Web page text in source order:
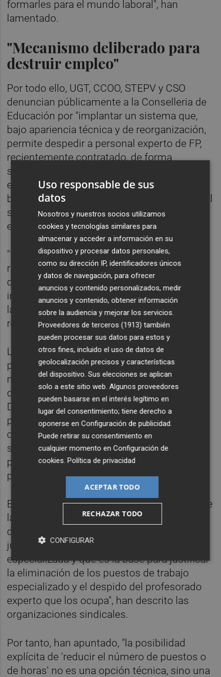
formarles para el mundo laboral", han
lamentado.
"Mecanismo deliberado para
destruir empleo"
Por todo ello, UGT, CCOO, STEPV y CSO
denuncian públicamente a la Conselleria de
Educación por "implantar un sistema que,
bajo apariencia técnica y de reorganización,
permite despedir a personal experto de FP,
recientemente contratado, de forma
silenciosa, centro a centro, planificada y
encubierta, recortando profesorado experto
bajo la excusa de contar con profesorado del
sistema para impartir esas enseñanzas
especializadas".
"Los sindicatos docentes somos tajantes y
rotundos: estamos ante un mecanismo
deliberado para destruir empleo y despedir
injustificadamente al profesorado experto y
la Conselleria de Educación tiene que
rectificar", han reclamado.
Los sindicatos han calificado de "perverso y
planificado" el procedimiento puesto en
marcha en las instrucciones de 31/03/2026
dictadas por el director general de Personal
Docente para organizar y planificar el
próximo curso 26/27 en los IES y otros
centros. En concreto, han explicado que en
su apartado 10 introducen un mecanismo
para extinguir los puestos de trabajo del
profesorado experto.
El procedimiento se inicia con la "revisión" de
la inspección educativa en los centros
docentes, que "prepara un informe que
justifica la eliminación de esta docencia
especializada y que es la base para justificar
la eliminación de los puestos de trabajo
especializado y el despido del profesorado
experto que los ocupa", han descrito las
organizaciones sindicales.
Por tanto, han apuntado, "la posibilidad
explícita de 'reducir el número de puestos o
de horas' no es una opción técnica, sino una
Uso responsable de sus
datos
Nosotros y nuestros socios utilizamos
cookies y tecnologías similares para
almacenar y acceder a información en su
dispositivo y procesar datos personales,
como su dirección IP, identificadores únicos
y datos de navegación, para ofrecer
anuncios y contenido personalizados, medir
anuncios y contenido, obtener información
sobre la audiencia y mejorar los servicios.
Proveedores de terceros (1913) también
pueden procesar sus datos para estos y
otros fines, incluido el uso de datos de
geolocalización precisos y características
del dispositivo. Sus elecciones se aplican
solo a este sitio web. Algunos proveedores
pueden basarse en el interés legítimo en
lugar del consentimiento; tiene derecho a
oponerse enConfiguración de publicidad.
Puede retirar su consentimiento en
cualquier momento enConfiguración de
cookies.Política de privacidad
ACEPTAR TODO
RECHAZAR TODO
CONFIGURAR